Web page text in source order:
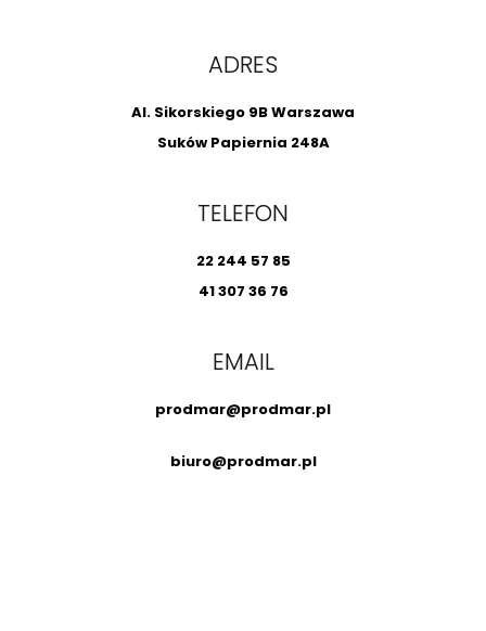
ADRES
Al. Sikorskiego 9B Warszawa
Suków Papiernia 248A
TELEFON
22 244 57 85
41 307 36 76
EMAIL
prodmar@prodmar.pl
biuro@prodmar.pl